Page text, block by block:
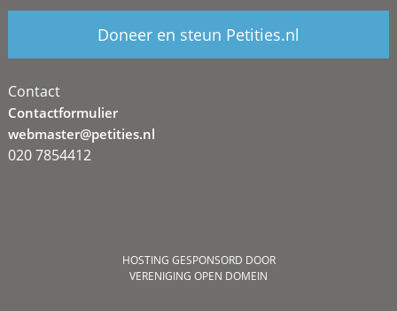
Doneer en steun Petities.nl
Contact
Contactformulier
webmaster@petities.nl
020 7854412
HOSTING GESPONSORD DOOR
VERENIGING OPEN DOMEIN